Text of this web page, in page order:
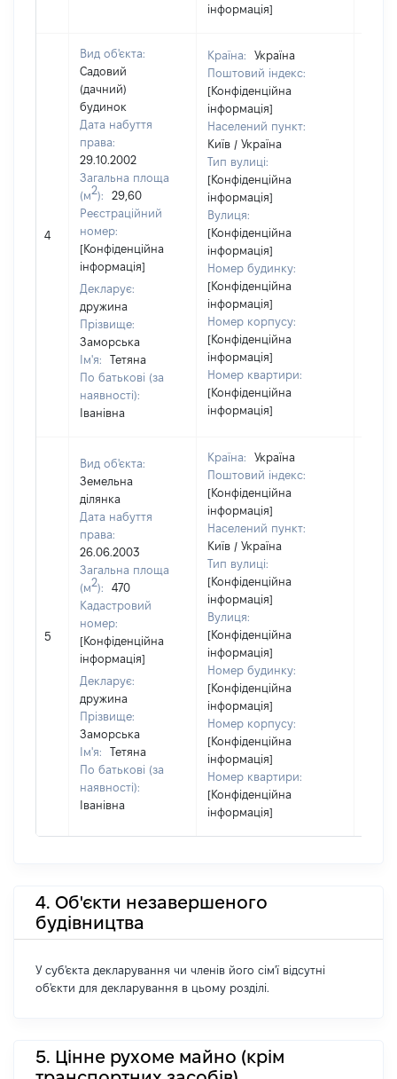
інформація]
4
Вид об'єкта:
Садовий
(дачний)
будинок
Дата набуття
права:
29.10.2002
Загальна площа
(м2):
29,60
Реєстраційний
номер:
[Конфіденційна
інформація]
Декларує:
дружина
Прізвище:
Заморська
Ім'я:
Тетяна
По батькові (за
наявності):
Іванівна
Країна:
Україна
Поштовий індекс:
[Конфіденційна
інформація]
Населений пункт:
Київ / Україна
Тип вулиці:
[Конфіденційна
інформація]
Вулиця:
[Конфіденційна
інформація]
Номер будинку:
[Конфіденційна
інформація]
Номер корпусу:
[Конфіденційна
інформація]
Номер квартири:
[Конфіденційна
інформація]
5
Вид об'єкта:
Земельна
ділянка
Дата набуття
права:
26.06.2003
Загальна площа
(м2):
470
Кадастровий
номер:
[Конфіденційна
інформація]
Декларує:
дружина
Прізвище:
Заморська
Ім'я:
Тетяна
По батькові (за
наявності):
Іванівна
Країна:
Україна
Поштовий індекс:
[Конфіденційна
інформація]
Населений пункт:
Київ / Україна
Тип вулиці:
[Конфіденційна
інформація]
Вулиця:
[Конфіденційна
інформація]
Номер будинку:
[Конфіденційна
інформація]
Номер корпусу:
[Конфіденційна
інформація]
Номер квартири:
[Конфіденційна
інформація]
4. Об'єкти незавершеного
будівництва
У суб'єкта декларування чи членів його сім'ї відсутні
об'єкти для декларування в цьому розділі.
5. Цінне рухоме майно (крім